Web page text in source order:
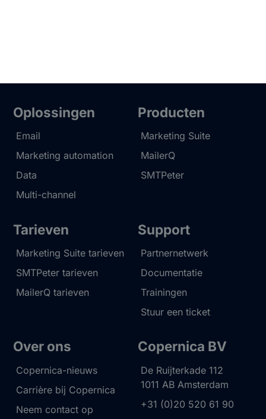
Oplossingen
Email
Marketing automation
Data
Multi-channel
Producten
Marketing Suite
MailerQ
SMTPeter
Tarieven
Marketing Suite tarieven
SMTPeter tarieven
MailerQ tarieven
Support
Partnernetwerk
Documentatie
Trainingen
Stuur een ticket
Over ons
Copernica-nieuws
Carrière bij Copernica
Neem contact op
Copernica BV
De Ruijterkade 112
1011 AB Amsterdam
+31 (0)20 520 61 90